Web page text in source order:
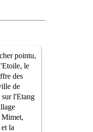
pointu,
le
des
de
sur l'Etang
la